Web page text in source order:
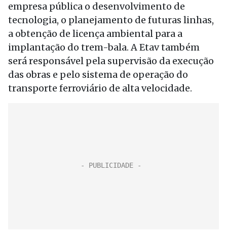
empresa pública o desenvolvimento de
tecnologia, o planejamento de futuras linhas,
a obtenção de licença ambiental para a
implantação do trem-bala. A Etav também
será responsável pela supervisão da execução
das obras e pelo sistema de operação do
transporte ferroviário de alta velocidade.